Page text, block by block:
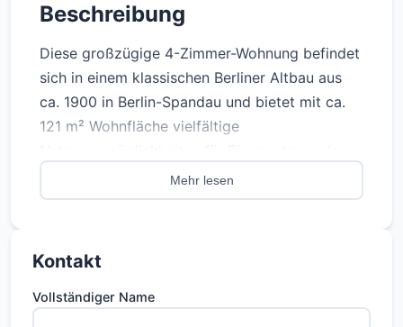
Beschreibung
Diese großzügige 4-Zimmer-Wohnung befindet
sich in einem klassischen Berliner Altbau aus
ca. 1900 in Berlin-Spandau und bietet mit ca.
121 m² Wohnfläche vielfältige
Die Wohnung überzeugt durch ihre großzügige
viel Platz und Gestaltungsmöglichkeiten. Durch
den funktionalen Grundriss eignet sich die
Mehr lesen
Kontakt
Vollständiger Name